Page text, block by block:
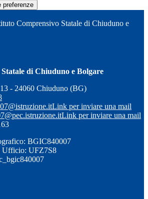
preferenze
Comprensivo Statale di Chiuduno e
di Chiuduno e Bolgare
- 24060 Chiuduno (BG)
Link per inviare una mail
Link per inviare una mail
BGIC840007
Ufficio: UFZ7S8